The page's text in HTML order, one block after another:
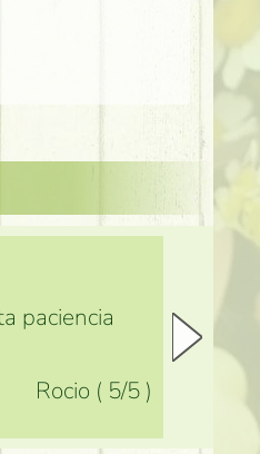
paciencia
Rocio ( 5/5 )